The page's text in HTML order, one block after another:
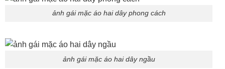
ảnh gái mặc áo hai dây phong cách
ảnh gái mặc áo hai dây ngầu